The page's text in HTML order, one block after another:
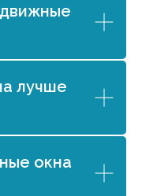
лучше
окна